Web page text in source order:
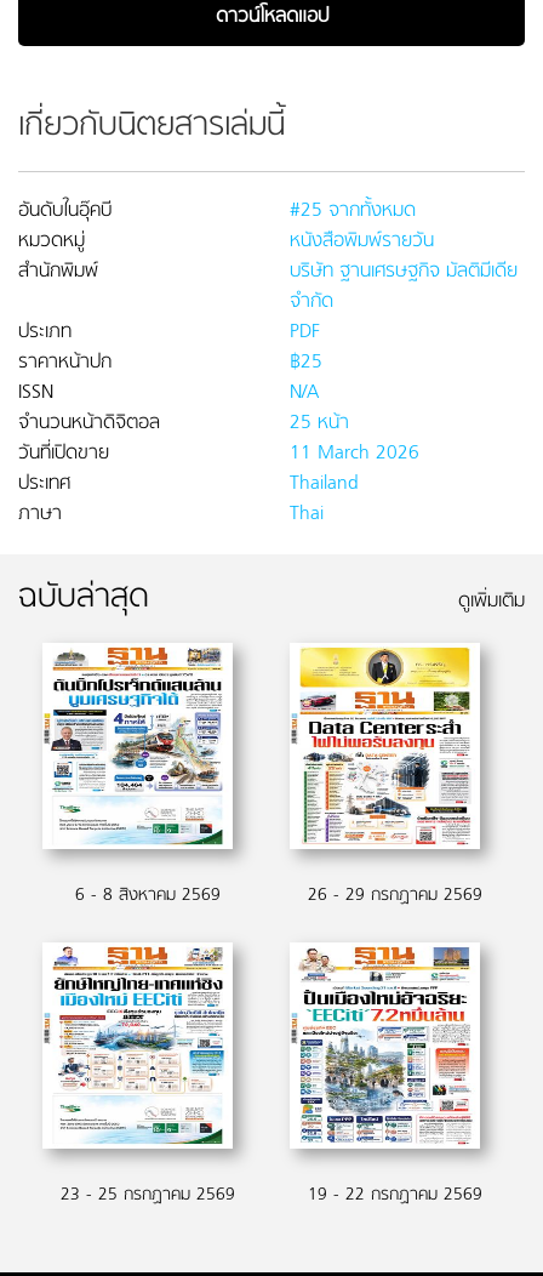
ดาวน์โหลดแอป
เกี่ยวกับนิตยสารเล่มนี้
อันดับในอุ๊คบี
#25 จากทั้งหมด
หมวดหมู่
หนังสือพิมพ์รายวัน
สำนักพิมพ์
บริษัท ฐานเศรษฐกิจ มัลติมีเดีย
จำกัด
ประเภท
PDF
ราคาหน้าปก
฿25
ISSN
N/A
จำนวนหน้าดิจิตอล
25 หน้า
วันที่เปิดขาย
11 March 2026
ประเทศ
Thailand
ภาษา
Thai
ฉบับล่าสุด ดูเพิ่มเติม
6 - 8 สิงหาคม 2569 26 - 29 กรกฏาคม 2569
23 - 25 กรกฏาคม 2569 19 - 22 กรกฏาคม 2569